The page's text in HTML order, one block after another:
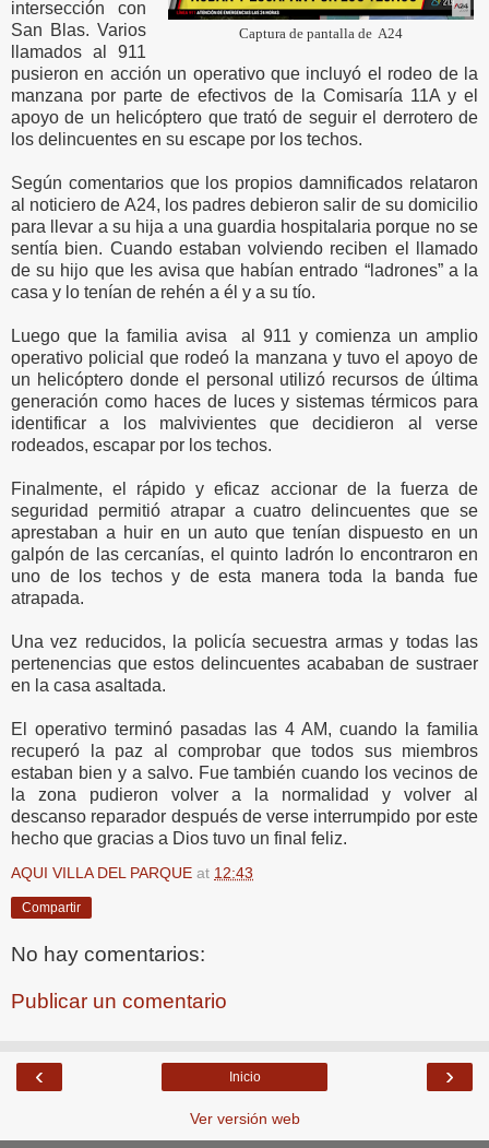
Captura de pantalla de A24
intersección con
San Blas. Varios
llamados al 911
pusieron en acción un operativo que incluyó el rodeo de la
manzana por parte de efectivos de la Comisaría 11A y el
apoyo de un helicóptero que trató de seguir el derrotero de
los delincuentes en su escape por los techos.
Según comentarios que los propios damnificados relataron
al noticiero de A24, los padres debieron salir de su domicilio
para llevar a su hija a una guardia hospitalaria porque no se
sentía bien. Cuando estaban volviendo reciben el llamado
de su hijo que les avisa que habían entrado “ladrones” a la
casa y lo tenían de rehén a él y a su tío.
Luego que la familia avisa al 911 y comienza un amplio
operativo policial que rodeó la manzana y tuvo el apoyo de
un helicóptero donde el personal utilizó recursos de última
generación como haces de luces y sistemas térmicos para
identificar a los malvivientes que decidieron al verse
rodeados, escapar por los techos.
Finalmente, el rápido y eficaz accionar de la fuerza de
seguridad permitió atrapar a cuatro delincuentes que se
aprestaban a huir en un auto que tenían dispuesto en un
galpón de las cercanías, el quinto ladrón lo encontraron en
uno de los techos y de esta manera toda la banda fue
atrapada.
Una vez reducidos, la policía secuestra armas y todas las
pertenencias que estos delincuentes acababan de sustraer
en la casa asaltada.
El operativo terminó pasadas las 4 AM, cuando la familia
recuperó la paz al comprobar que todos sus miembros
estaban bien y a salvo. Fue también cuando los vecinos de
la zona pudieron volver a la normalidad y volver al
descanso reparador después de verse interrumpido por este
hecho que gracias a Dios tuvo un final feliz.
AQUI VILLA DEL PARQUE at 12:43
Compartir
No hay comentarios:
Publicar un comentario
‹ ›
Inicio
Ver versión web